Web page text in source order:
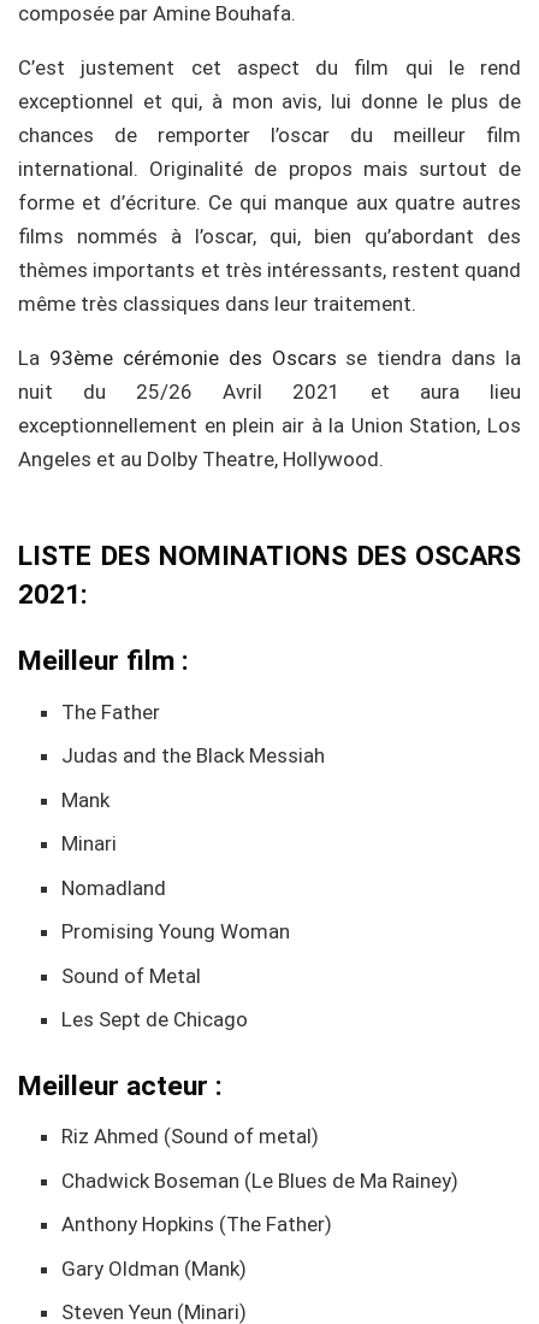
composée par Amine Bouhafa.
C’est justement cet aspect du film qui le rend
exceptionnel et qui, à mon avis, lui donne le plus de
chances de remporter l’oscar du meilleur film
international. Originalité de propos mais surtout de
forme et d’écriture. Ce qui manque aux quatre autres
films nommés à l’oscar, qui, bien qu’abordant des
thèmes importants et très intéressants, restent quand
même très classiques dans leur traitement.
La 93ème cérémonie des Oscars se tiendra dans la
nuit du 25/26 Avril 2021 et aura lieu
exceptionnellement en plein air à la Union Station, Los
Angeles et au Dolby Theatre, Hollywood.
LISTE DES NOMINATIONS DES OSCARS
2021:
Meilleur film :
The Father
Judas and the Black Messiah
Mank
Minari
Nomadland
Promising Young Woman
Sound of Metal
Les Sept de Chicago
Meilleur acteur :
Riz Ahmed (Sound of metal)
Chadwick Boseman (Le Blues de Ma Rainey)
Anthony Hopkins (The Father)
Gary Oldman (Mank)
Steven Yeun (Minari)